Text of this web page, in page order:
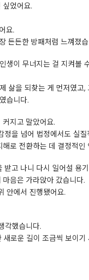
었어요.
요.
든든한 방패처럼 느껴졌
생이 무너지는 걸 지켜볼
삶을 되찾는 게 먼저였
습니다.
지고 말았어요.
을 넘어 법정에서도 실
로 전환하는 데 결정적인
고 나니 다시 일어설 용
음은 가라앉아 갔습니다.
안에서 진행됐어요.
각했습니다.
로운 길이 조금씩 보이기